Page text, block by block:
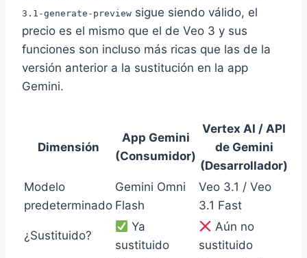
3.1-generate-preview sigue siendo válido, el
precio es el mismo que el de Veo 3 y sus
funciones son incluso más ricas que las de la
versión anterior a la sustitución en la app
Gemini.
Dimensión
App Gemini
(Consumidor)
Vertex AI / API
de Gemini
(Desarrollador)
Modelo
predeterminado
Gemini Omni
Flash
Veo 3.1 / Veo
3.1 Fast
¿Sustituido?
Ya
sustituido
Aún no
sustituido